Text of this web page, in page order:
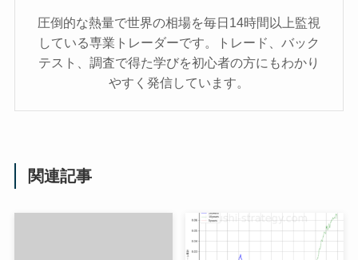
圧倒的な熱量で世界の相場を毎日14時間以上監視
している専業トレーダーです。トレード、バック
テスト、調査で得た学びを初心者の方にもわかり
やすく発信しています。
関連記事